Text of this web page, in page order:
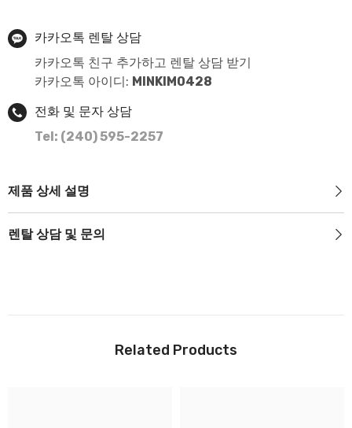
카카오톡 렌탈 상담
카카오톡 친구 추가하고 렌탈 상담 받기
카카오톡 아이디: MINKIM0428
전화 및 문자 상담
Tel: (240) 595-2257
제품 상세 설명
렌탈 상담 및 문의
Related Products